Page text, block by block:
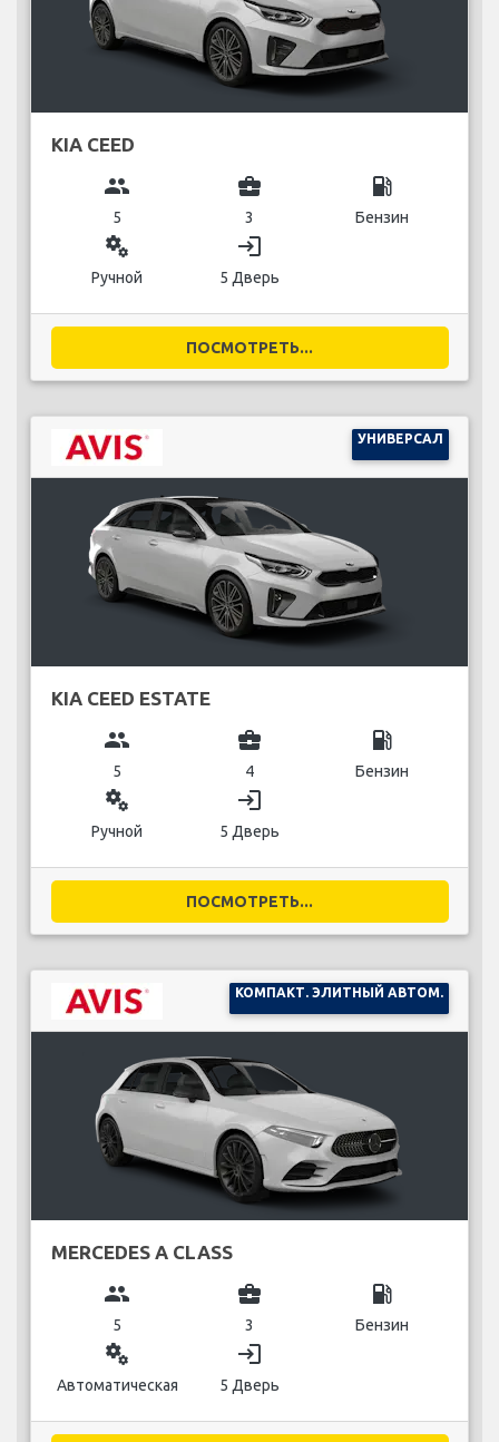
KIA CEED
group
5
business_center
3
local_gas_station
Бензин
miscellaneous_services
Ручной
login
5 Дверь
ПОСМОТРЕТЬ...
УНИВЕРСАЛ
KIA CEED ESTATE
group
5
business_center
4
local_gas_station
Бензин
miscellaneous_services
Ручной
login
5 Дверь
ПОСМОТРЕТЬ...
КОМПАКТ. ЭЛИТНЫЙ АВТОМ.
MERCEDES A CLASS
group
5
business_center
3
local_gas_station
Бензин
miscellaneous_services
Автоматическая
login
5 Дверь